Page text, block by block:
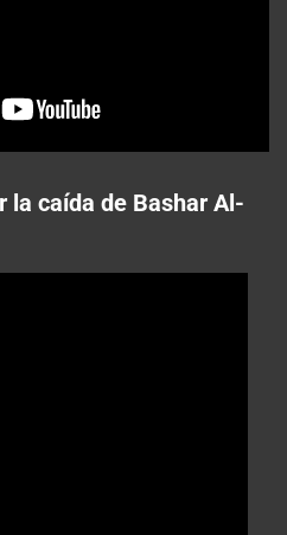
la caída de Bashar Al-